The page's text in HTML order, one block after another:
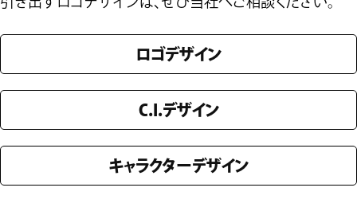
ロゴデザイン
C.I.デザイン
キャラクターデザイン